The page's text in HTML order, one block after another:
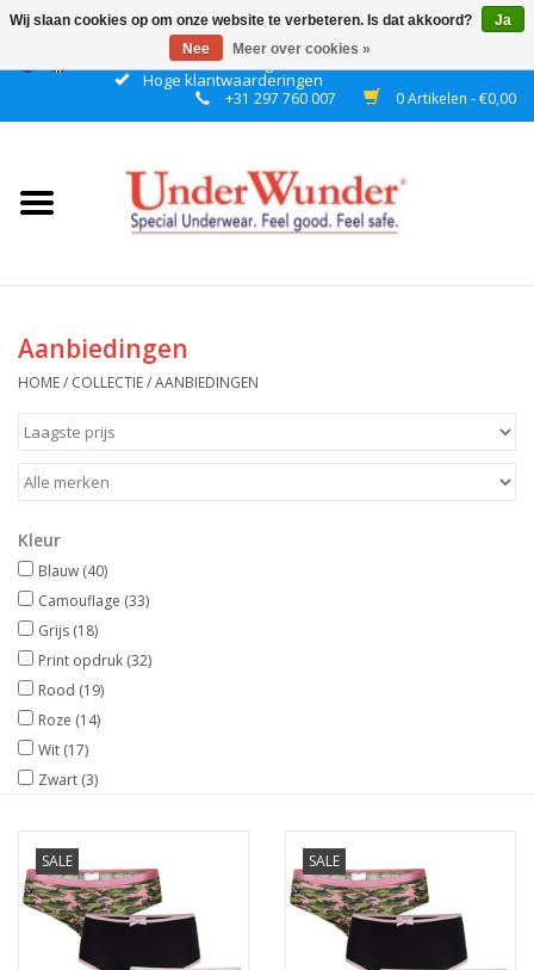
Gratis verzending boven € 50 binnen NL
Hoge klantwaarderingen
+31 297 760 007 0 Artikelen - €0,00
Home
Meisjes
Ons ondergoed
Blog
Aanbiedingen
HOME/ COLLECTIE/AANBIEDINGEN
Kleur
Blauw (40)
Camouflage (33)
Grijs (18)
Print opdruk (32)
Rood (19)
Roze (14)
Wit (17)
Zwart (3)
SALE SALE
Wij slaan cookies op om onze website te verbeteren. Is dat akkoord?
Ja
Nee
Meer over cookies »